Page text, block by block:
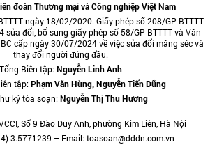
đoàn Thương mại và Công nghiệp Việt Nam
ngày 18/02/2020. Giấy phép số 208/GP-BTTTT
đổi, bổ sung giấy phép số 58/GP-BTTTT và Văn
cấp ngày 30/07/2024 về việc sửa đổi măng séc và
thay đổi người đứng đầu.
Tổng Biên tập:Nguyễn Linh Anh
tập:Phạm Văn Hùng, Nguyễn Tiến Dũng
ký tòa soạn:Nguyễn Thị Thu Hương
Số 9 Đào Duy Anh, phường Kim Liên, Hà Nội
3.5771239 – Email: toasoan@dddn.com.vn